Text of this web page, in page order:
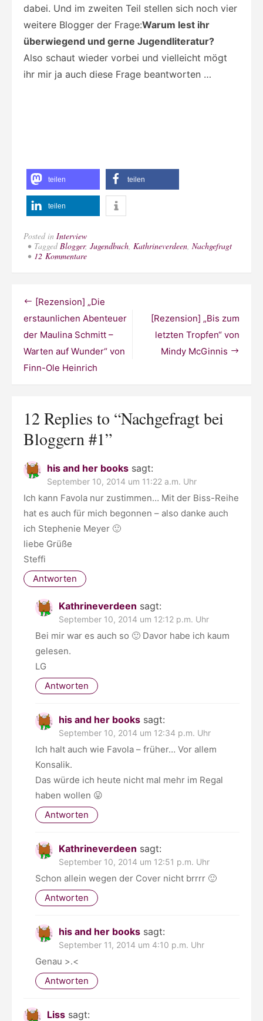
dabei. Und im zweiten Teil stellen sich noch vier
weitere Blogger der Frage:Warum lest ihr
überwiegend und gerne Jugendliteratur?
Also schaut wieder vorbei und vielleicht mögt
ihr mir ja auch diese Frage beantworten …
teilen teilen
teilen
Posted in Interview
TaggedBlogger, Jugendbuch, Kathrineverdeen, Nachgefragt
12 Kommentarezu
Beitragsnavigation
[Rezension] „Bis zum
letzten Tropfen“ von
Mindy McGinnis
[Rezension] „Die
erstaunlichen Abenteuer
der Maulina Schmitt –
Warten auf Wunder“ von
Finn-Ole Heinrich
12 Replies to “Nachgefragt bei
Bloggern #1”
his and her books sagt:
September 10, 2014 um 11:22 a.m. Uhr
Ich kann Favola nur zustimmen… Mit der Biss-Reihe
hat es auch für mich begonnen – also danke auch
ich Stephenie Meyer 🙂
liebe Grüße
Steffi
Antworten
Kathrineverdeen sagt:
September 10, 2014 um 12:12 p.m. Uhr
Bei mir war es auch so 🙂 Davor habe ich kaum
gelesen.
LG
Antworten
his and her books sagt:
September 10, 2014 um 12:34 p.m. Uhr
Ich halt auch wie Favola – früher… Vor allem
Konsalik.
Das würde ich heute nicht mal mehr im Regal
haben wollen 😛
Antworten
Kathrineverdeen sagt:
September 10, 2014 um 12:51 p.m. Uhr
Schon allein wegen der Cover nicht brrrr 🙂
Antworten
his and her books sagt:
September 11, 2014 um 4:10 p.m. Uhr
Genau >.<
Antworten
Liss sagt: